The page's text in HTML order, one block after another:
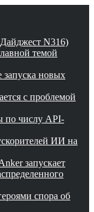
N316)
темой
новых
с проблемой
по числу API-
ИИ на
запускает
спора об